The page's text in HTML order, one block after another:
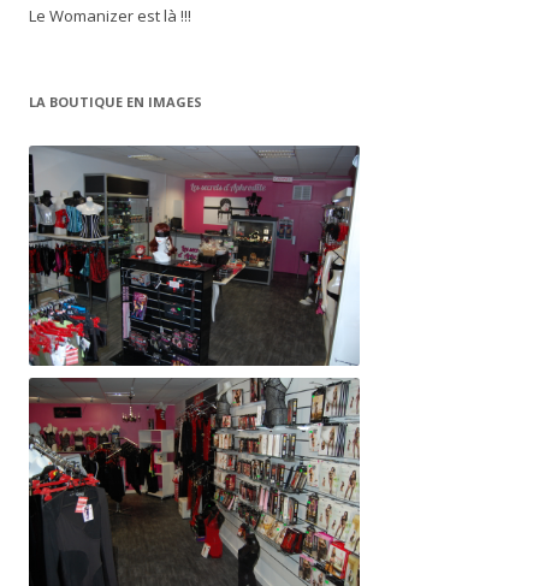
Le Womanizer est là !!!
LA BOUTIQUE EN IMAGES